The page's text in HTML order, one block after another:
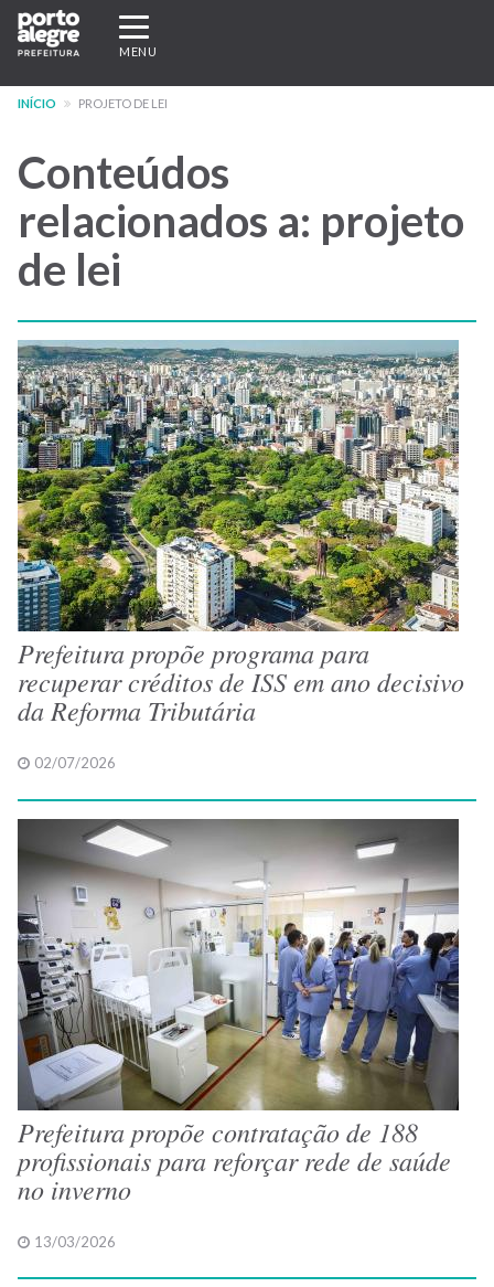
Pular
para
conteúdo
Expandir/recolher
navegação
MENU
INÍCIO PROJETO DE LEI
Conteúdos
relacionados a: projeto
de lei
Prefeitura propõe programa para
recuperar créditos de ISS em ano decisivo
da Reforma Tributária
02/07/2026
Prefeitura propõe contratação de 188
profissionais para reforçar rede de saúde
no inverno
13/03/2026